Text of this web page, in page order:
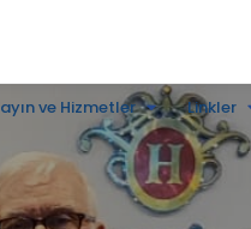
ve Hizmetler Linkler